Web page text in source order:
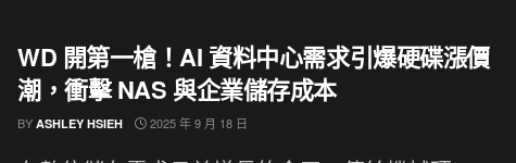
WD 開第一槍！AI 資料中心需求引爆硬碟漲價
潮，衝擊 NAS 與企業儲存成本
BY ASHLEY HSIEH 2025 年 9 月 18 日